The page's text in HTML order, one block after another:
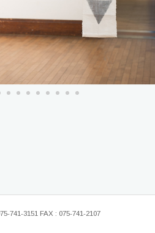
741-3151 FAX : 075-741-2107